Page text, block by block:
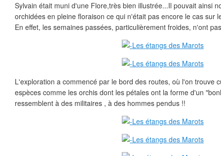
Sylvain était muni d'une Flore,très bien illustrée...Il pouvait ainsi
orchidées en pleine floraison ce qui n'était pas encore le cas sur
En effet, les semaines passées, particulièrement froides, n'ont
L'exploration a commencé par le bord des routes, où l'on trouve
espèces comme les orchis dont les pétales ont la forme d'un
ressemblent à des militaires , à des hommes pendus !!